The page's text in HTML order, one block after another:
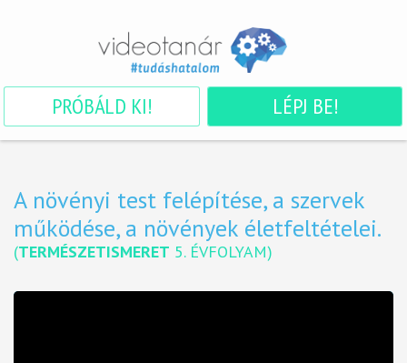
PRÓBÁLD KI! LÉPJ BE!
A növényi test felépítése, a szervek
működése, a növények életfeltételei.
(TERMÉSZETISMERET 5. ÉVFOLYAM)